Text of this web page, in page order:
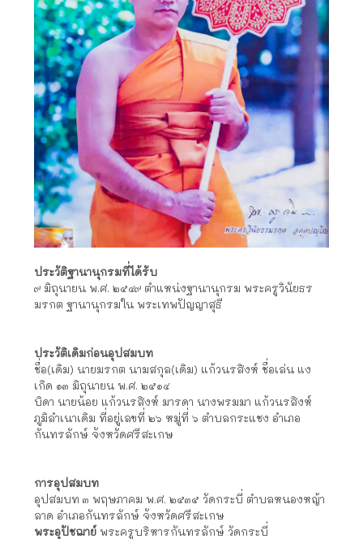
ประวัติฐานานุกรมที่ได้รับ
๙ มิถุนายน พ.ศ. ๒๕๔๙ ตำแหน่งฐานานุกรม พระครูวินัยธร
มรกต ฐานานุกรมใน พระเทพปัญญาสุธี
ประวัติเดิมก่อนอุปสมบท
ชื่อ(เดิม) นายมรกต นามสกุล(เดิม) แก้วนรสิงห์ ชื่อเล่น แง
เกิด ๑๓ มิถุนายน พ.ศ. ๒๕๑๔
บิดา นายน้อย แก้วนรสิงห์ มารดา นางพรมมา แก้วนรสิงห์
ภูมิลำเนาเดิม ที่อยู่เลขที่ ๒๖ หมู่ที่ ๖ ตำบลกระแชง อำเภอ
กันทรลักษ์ จังหวัดศรีสะเกษ
การอุปสมบท
อุปสมบท ๓ พฤษภาคม พ.ศ. ๒๕๓๕ วัดกระบี่ ตำบลหนองหญ้า
ลาด อำเภอกันทรลักษ์ จังหวัดศรีสะเกษ
พระอุปัชฌาย์ พระครูบริหารกันทรลักษ์ วัดกระบี่